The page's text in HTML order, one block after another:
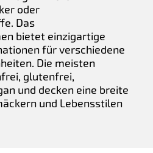
oder
Das
bietet einzigartige
für verschiedene
Die meisten
glutenfrei,
und decken eine breite
und Lebensstilen